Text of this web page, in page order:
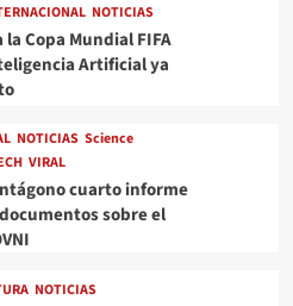
NOTICIAS
la Copa Mundial FIFA
Artificial ya
NOTICIAS Science
VIRAL
cuarto informe
sobre el
NOTICIAS